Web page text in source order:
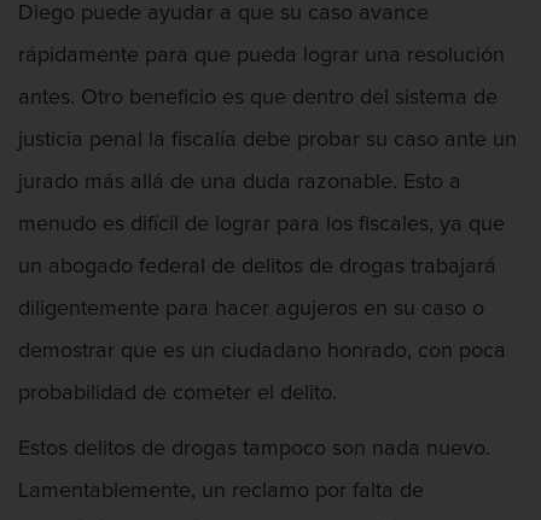
Violación de la libertad condicional
Defensa Criminal
Defensa de Homicidios
Defensa de Licencia Profesional
Licencia De Contabilidad
Licencia Médica
Licencia de Enfermería
Licencia de Farmacéutico
Diego puede ayudar a que su caso avance
rápidamente para que pueda lograr una resolución
antes. Otro beneficio es que dentro del sistema de
justicia penal la fiscalía debe probar su caso ante un
jurado más allá de una duda razonable. Esto a
menudo es difícil de lograr para los fiscales, ya que
un abogado federal de delitos de drogas trabajará
diligentemente para hacer agujeros en su caso o
demostrar que es un ciudadano honrado, con poca
probabilidad de cometer el delito.
Estos delitos de drogas tampoco son nada nuevo.
Lamentablemente, un reclamo por falta de